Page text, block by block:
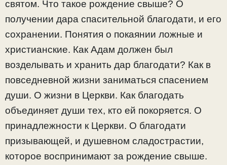
святом. Что такое рождение свыше? О
получении дара спасительной благодати, и его
сохранении. Понятия о покаянии ложные и
христианские. Как Адам должен был
возделывать и хранить дар благодати? Как в
повседневной жизни заниматься спасением
души. О жизни в Церкви. Как благодать
объединяет души тех, кто ей покоряется. О
принадлежности к Церкви. О благодати
призывающей, и душевном сладострастии,
которое воспринимают за рождение свыше.